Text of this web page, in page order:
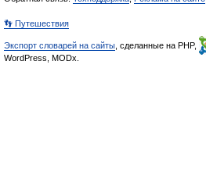
👣 Путешествия
Экспорт словарей на сайты , сделанные на PHP,
WordPress, MODx.